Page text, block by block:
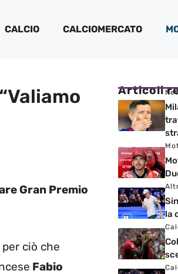
CALCIO CALCIOMERCATO
Gran Premio
per ciò che
Fabio
Articoli
la